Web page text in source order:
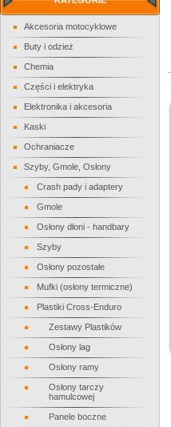
Akcesoria motocyklowe
Buty i odzież
Chemia
Części i elektryka
Elektronika i akcesoria
Kaski
Ochraniacze
Szyby, Gmole, Osłony
Crash pady i adaptery
Gmole
Osłony dłoni - handbary
Szyby
Osłony pozostałe
Mufki (osłony termiczne)
Plastiki Cross-Enduro
Zestawy Plastików
Osłony lag
Osłony ramy
Osłony tarczy
hamulcowej
Panele boczne